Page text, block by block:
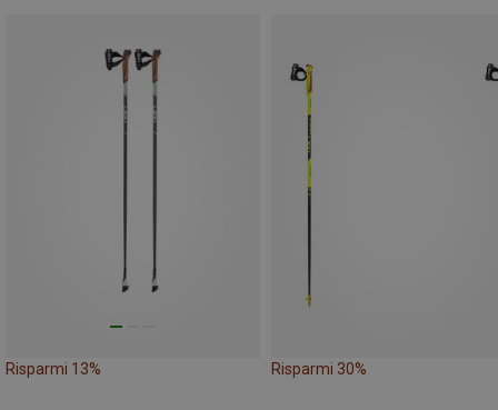
Risparmi 13% Risparmi 30%